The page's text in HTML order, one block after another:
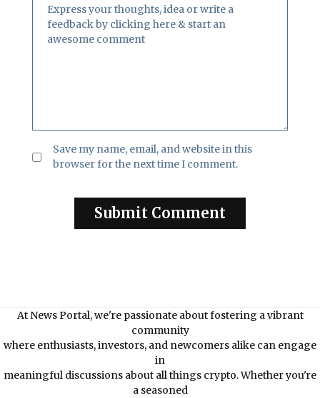
Save my name, email, and website in this
browser for the next time I comment.
At News Portal, we're passionate about fostering a vibrant
community
where enthusiasts, investors, and newcomers alike can engage
in
meaningful discussions about all things crypto. Whether you're
a seasoned